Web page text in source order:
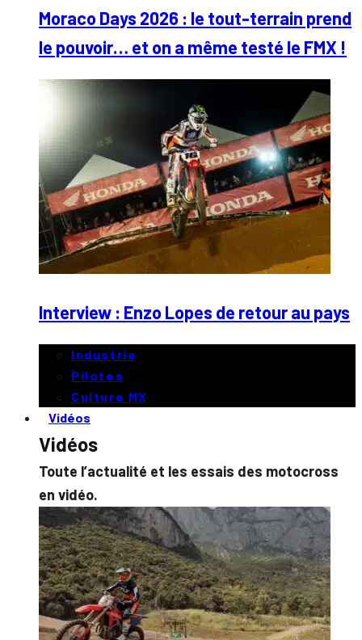
Moraco Days 2026 : le tout-terrain prend
le pouvoir… et on a même testé le FMX !
Interview : Enzo Lopes de retour au pays
Industrie
Pilotes
Culture MX
Vidéos
Vidéos
Toute l’actualité et les essais des motocross
en vidéo.